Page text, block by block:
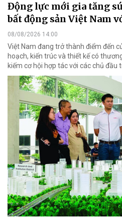
Động lực mới gia tăng
bất động sản Việt Nam
08/08/2026 14:00
Việt Nam đang trở thành điểm đến
hoạch, kiến trúc và thiết kế có
kiếm cơ hội hợp tác với các chủ đầu